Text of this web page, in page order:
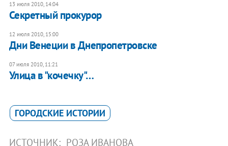
13 июля 2010, 14:04
Секретный прокурор
12 июля 2010, 15:00
Дни Венеции в Днепропетровске
07 июля 2010, 11:21
Улица в "кочечку"…
ГОРОДСКИЕ ИСТОРИИ
ИСТОЧНИК: РОЗА ИВАНОВА